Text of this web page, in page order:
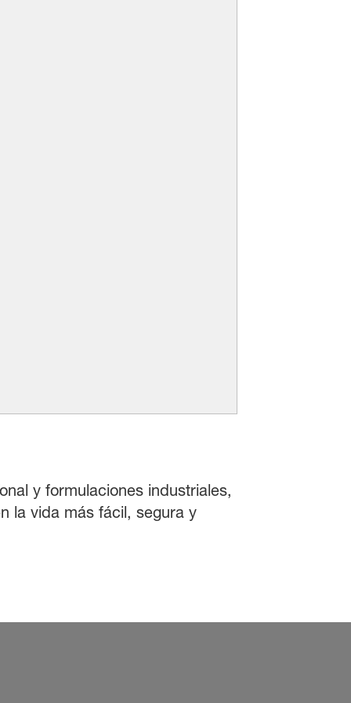
y formulaciones industriales,
la vida más fácil, segura y